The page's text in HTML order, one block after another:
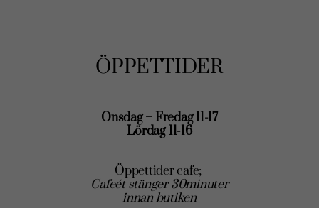
ÖPPETTIDER
Onsdag – Fredag 11-17
Lördag 11-16
Öppettider cafe;
Cafeét stänger 30minuter
innan butiken